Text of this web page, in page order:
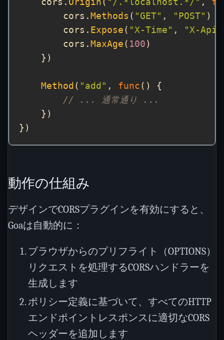
    cors.
Origin ( "/.*localhost.*/" ,
        cors.
Methods ( "GET" , "POST"
        cors.
Expose ( "X-Time" ,
"X-
        cors.
MaxAge ( 100
Method ( "add" , func
// ... 通常通り ...
動作の仕組み
デザインでCORSプラグインを有効にすると、
Goaは自動的に：
ブラウザからのプリフライト（OPTIONS）
リクエストを処理するCORSハンドラーを
生成します
ポリシー定義に基づいて、すべてのHTTP
エンドポイントレスポンスに適切なCORS
ヘッダーを追加します